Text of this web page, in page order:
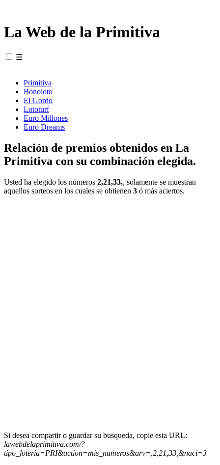
La Web de la Primitiva
☰
Primitiva
Bonoloto
El Gordo
Lototurf
Euro Millones
Euro Dreams
Relación de premios obtenidos en La
Primitiva con su combinación elegida.
Usted ha elegido los números 2,21,33,, solamente se muestran
aquellos sorteos en los cuales se obtienen 3 ó más aciertos.
Si desea compartir o guardar su busqueda, copie esta URL:
lawebdelaprimitiva.com/?
tipo_loteria=PRI&action=mis_numeros&arv=,2,21,33,&naci=3